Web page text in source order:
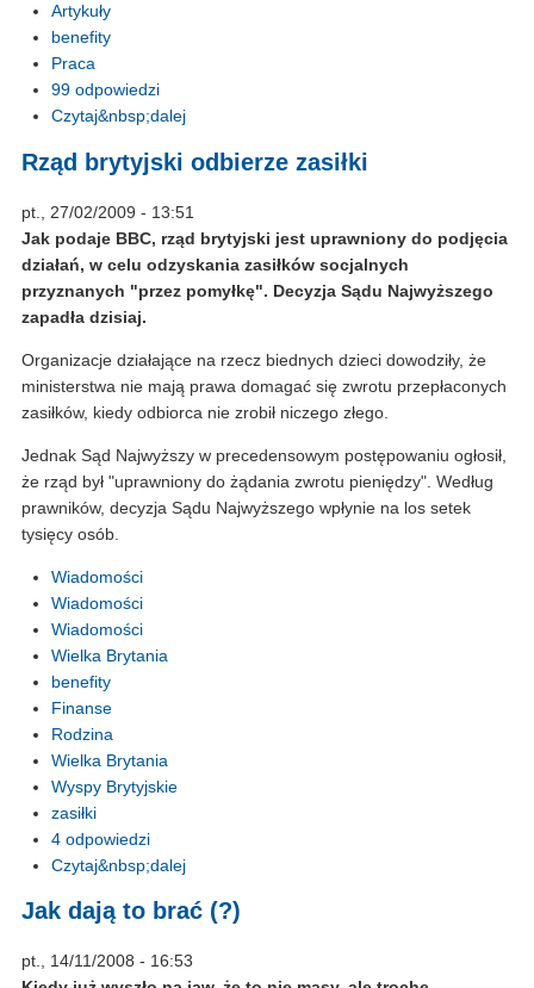
Artykuły
benefity
Praca
99 odpowiedzi
Czytaj&nbsp;dalej
Rząd brytyjski odbierze zasiłki
pt., 27/02/2009 - 13:51
Jak podaje BBC, rząd brytyjski jest uprawniony do podjęcia
działań, w celu odzyskania zasiłków socjalnych
przyznanych "przez pomyłkę". Decyzja Sądu Najwyższego
zapadła dzisiaj.
Organizacje działające na rzecz biednych dzieci dowodziły, że
ministerstwa nie mają prawa domagać się zwrotu przepłaconych
zasiłków, kiedy odbiorca nie zrobił niczego złego.
Jednak Sąd Najwyższy w precedensowym postępowaniu ogłosił,
że rząd był "uprawniony do żądania zwrotu pieniędzy". Według
prawników, decyzja Sądu Najwyższego wpłynie na los setek
tysięcy osób.
Wiadomości
Wiadomości
Wiadomości
Wielka Brytania
benefity
Finanse
Rodzina
Wielka Brytania
Wyspy Brytyjskie
zasiłki
4 odpowiedzi
Czytaj&nbsp;dalej
Jak dają to brać (?)
pt., 14/11/2008 - 16:53